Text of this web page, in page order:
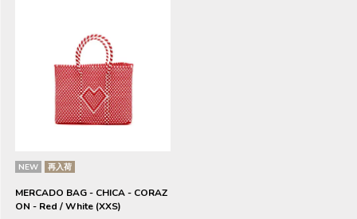
NEW 再入荷
MERCADO BAG - CHICA - CORAZ
ON - Red / White (XXS)